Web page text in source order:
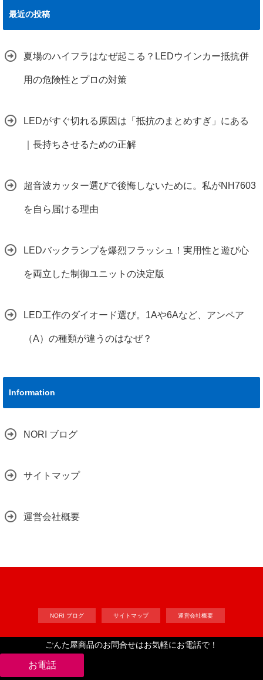
ごんた屋商品のお問合せはお気軽にお電話で！
最近の投稿
夏場のハイフラはなぜ起こる？LEDウインカー抵抗併
用の危険性とプロの対策
LEDがすぐ切れる原因は「抵抗のまとめすぎ」にある
｜長持ちさせるための正解
超音波カッター選びで後悔しないために。私がNH7603
を自ら届ける理由
LEDバックランプを爆烈フラッシュ！実用性と遊び心
を両立した制御ユニットの決定版
LED工作のダイオード選び。1Aや6Aなど、アンペア
（A）の種類が違うのはなぜ？
Information
NORI ブログ
サイトマップ
運営会社概要
NORI ブログ サイトマップ 運営会社概要
Copyright©